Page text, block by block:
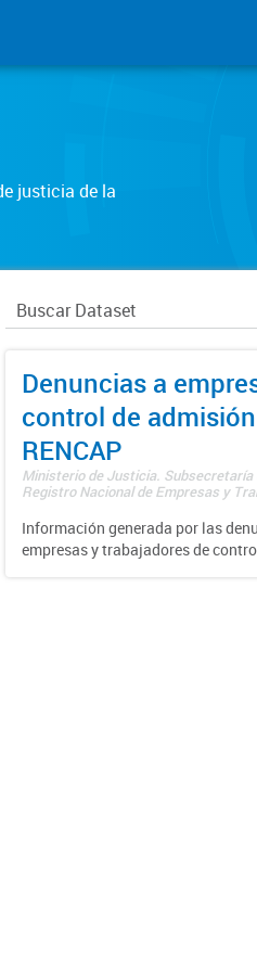
justicia de la
Denuncias a
control de
RENCAP
Ministerio de Justicia.
Registro Nacional de Empresas y
Información generada por las
empresas y trabajadores de